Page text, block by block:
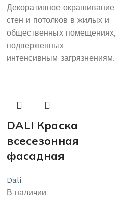
Декоративное окрашивание
стен и потолков в жилых и
общественных помещениях,
подверженных
интенсивным загрязнениям.
DALI Краска
всесезонная
фасадная
Dali
В наличии